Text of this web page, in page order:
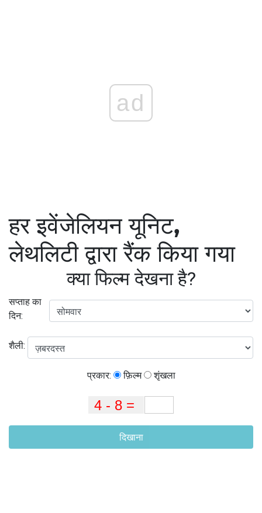
ad
हर इवेंजेलियन यूनिट,
लेथलिटी द्वारा रैंक किया गया
क्या फिल्म देखना है?
सप्ताह का
दिन:
शैली:
प्रकार: फ़िल्म शृंखला
दिखाना